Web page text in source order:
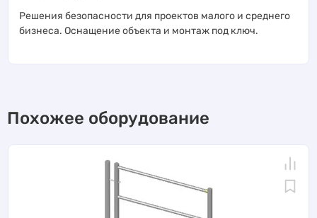
Решения безопасности для проектов малого и среднего
бизнеса. Оснащение объекта и монтаж под ключ.
Похожее оборудование